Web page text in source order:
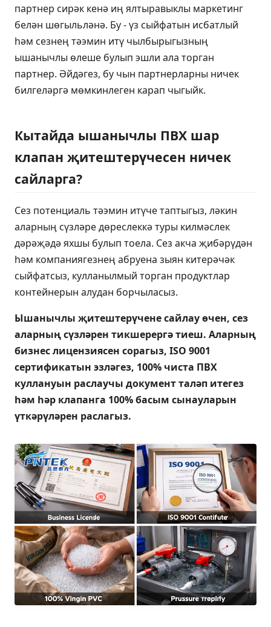
партнер сирәк кенә иң ялтыравыклы маркетинг
белән шөгыльләнә. Бу - үз сыйфатын исбатлый
һәм сезнең тәэмин итү чылбырыгызның
ышанычлы өлеше булып эшли ала торган
партнер. Әйдәгез, бу чын партнерларны ничек
билгеләргә мөмкинлеген карап чыгыйк.
Кытайда ышанычлы ПВХ шар
клапан җитештерүчесен ничек
сайларга?
Сез потенциаль тәэмин итүче таптыгыз, ләкин
аларның сүзләре дөреслеккә туры килмәслек
дәрәҗәдә яхшы булып тоела. Сез акча җибәрүдән
һәм компаниягезнең абруена зыян китерәчәк
сыйфатсыз, кулланылмый торган продуктлар
контейнерын алудан борчыласыз.
Ышанычлы җитештерүчене сайлау өчен, сез
аларның сүзләрен тикшерергә тиеш. Аларның
бизнес лицензиясен сорагыз, ISO 9001
сертификатын эзләгез, 100% чиста ПВХ
куллануын раслаучы документ таләп итегез
һәм һәр клапанга 100% басым сынауларын
үткәрүләрен раслагыз.